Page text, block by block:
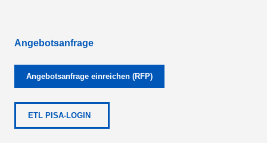
Angebotsanfrage
Angebotsanfrage einreichen (RFP)
ETL PISA-LOGIN